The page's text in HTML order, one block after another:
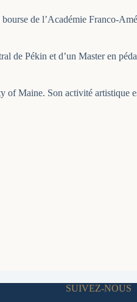
de l’Académie Franco-
de Pékin et d’un Master en
of Maine. Son activité artistique
SUIVEZ-NOUS